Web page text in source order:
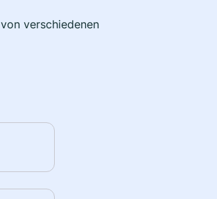
verschiedenen